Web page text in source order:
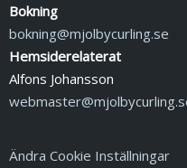
Bokning
bokning@mjolbycurling.se
Hemsiderelaterat
Alfons Johansson
Ändra Cookie Inställningar